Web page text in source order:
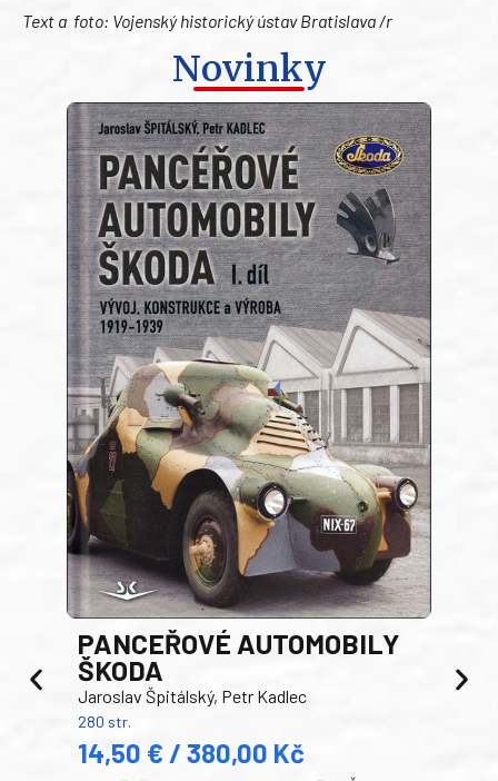
Text a foto: Vojenský historický ústav Bratislava /r
Novinky
PANCEŘOVÉ AUTOMOBILY
ŠKODA
Jaroslav Špitálský, Petr Kadlec
280 str.
14,50 € / 380,00 Kč